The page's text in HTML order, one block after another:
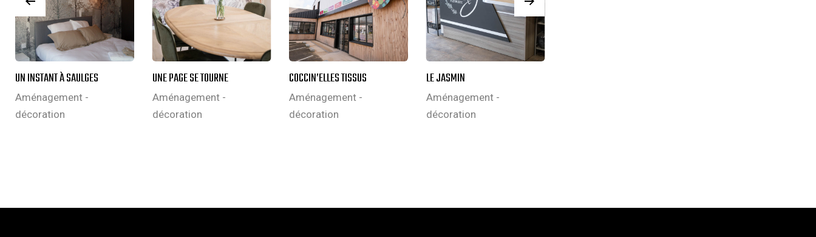
UN INSTANT À SAULGES
Aménagement -
décoration
UNE PAGE SE TOURNE
Aménagement -
décoration
COCCIN’ELLES TISSUS
Aménagement -
décoration
LE JASMIN
Aménagement -
décoration